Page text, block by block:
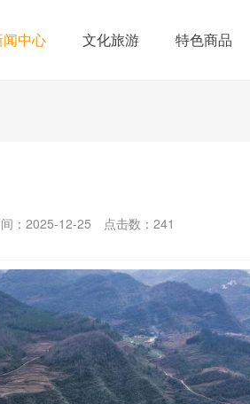
闻中心 文化旅游 特色商品
：2025-12-25 点击数： 241